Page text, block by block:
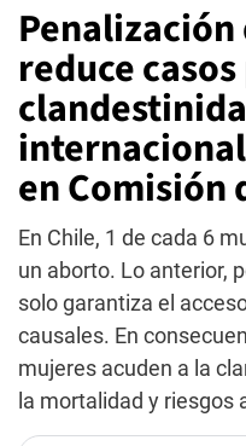
reduce
en Comisión
En Chile, 1 de cada 6
un aborto. Lo anterior,
solo garantiza el
causales. En
mujeres acuden a la
la mortalidad y riesgos